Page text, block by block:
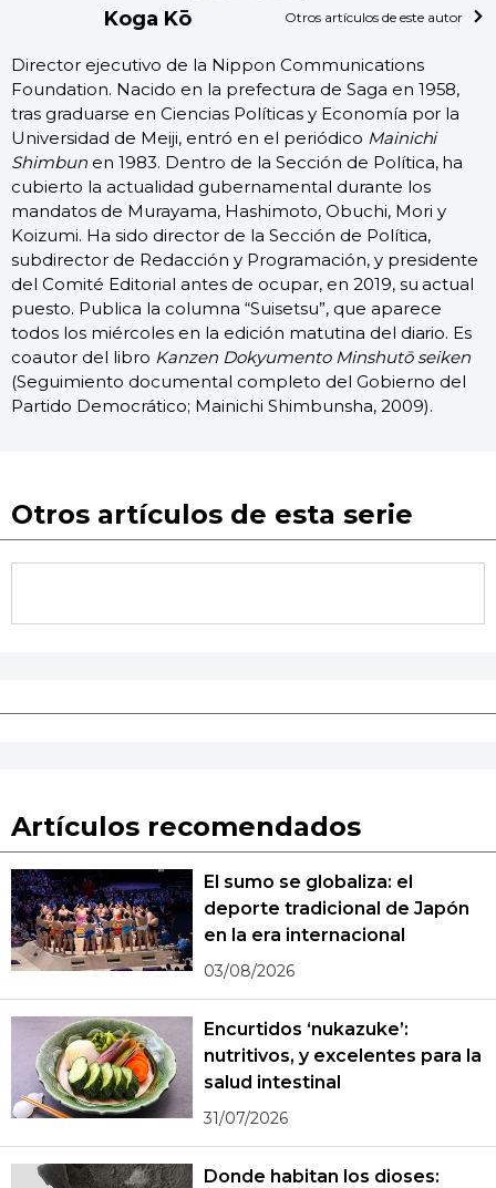
Koga Kō Otros artículos de este autor
Director ejecutivo de la Nippon Communications
Foundation. Nacido en la prefectura de Saga en 1958,
tras graduarse en Ciencias Políticas y Economía por la
Universidad de Meiji, entró en el periódico Mainichi
Shimbunen 1983. Dentro de la Sección de Política, ha
cubierto la actualidad gubernamental durante los
mandatos de Murayama, Hashimoto, Obuchi, Mori y
Koizumi. Ha sido director de la Sección de Política,
subdirector de Redacción y Programación, y presidente
del Comité Editorial antes de ocupar, en 2019, su actual
puesto. Publica la columna “Suisetsu”, que aparece
todos los miércoles en la edición matutina del diario. Es
coautor del libro Kanzen Dokyumento Minshutō seiken
(Seguimiento documental completo del Gobierno del
Partido Democrático; Mainichi Shimbunsha, 2009).
Otros artículos de esta serie
Artículos recomendados
El sumo se globaliza: el
deporte tradicional de Japón
en la era internacional
03/08/2026
Encurtidos ‘nukazuke’:
nutritivos, y excelentes para la
salud intestinal
31/07/2026
Donde habitan los dioses: